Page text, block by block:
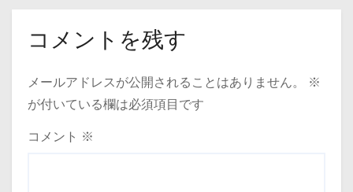
コメントを残す
メールアドレスが公開されることはありません。
※
が付いている欄は必須項目です
コメント ※